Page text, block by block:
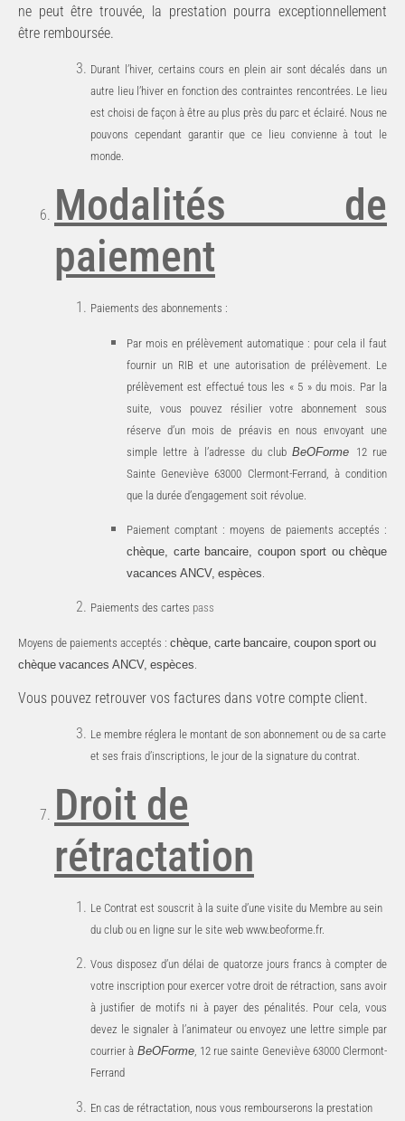
ne peut être trouvée, la prestation pourra exceptionnellement
être remboursée.
Durant l’hiver, certains cours en plein air sont décalés dans un
autre lieu l’hiver en fonction des contraintes rencontrées. Le lieu
est choisi de façon à être au plus près du parc et éclairé. Nous ne
pouvons cependant garantir que ce lieu convienne à tout le
monde.
Modalités
de
paiement
Paiements des abonnements :
Par mois en prélèvement automatique : pour cela il faut
fournir un RIB et une autorisation de prélèvement. Le
prélèvement est effectué tous les « 5 » du mois. Par la
suite, vous pouvez résilier votre abonnement sous
réserve d’un mois de préavis en nous envoyant une
simple lettre à l’adresse du clubBeOForme 12 rue
Sainte Geneviève 63000 Clermont-Ferrand, à condition
que la durée d’engagement soit révolue
Paiement comptant : moyens de paiements acceptés :
chèque, carte bancaire, coupon sport ou chèque
vacances ANCV, espèces
Paiements des cartes pass
Moyens de paiements acceptés : chèque, carte bancaire, coupon sport ou
chèque vacances ANCV, espèces
Vous pouvez retrouver vos factures dans votre compte client.
Le membre réglera le montant de son abonnement ou de sa carte
et ses frais d’inscriptions, le jour de la signature du contrat.
Droit de
rétractation
Le Contrat est souscrit à la suite d’une visite du Membre au sein
du club ou en ligne sur le site web www.beoforme.fr.
Vous disposez d’un délai de quatorze jours francs à compter de
votre inscription pour exercer votre droit de rétraction, sans avoir
à justifier de motifs ni à payer des pénalités. Pour cela, vous
devez le signaler à l’animateur ou envoyez une lettre simple par
courrier à BeOForme, 12 rue sainte Geneviève 63000 Clermont-
Ferrand
En cas de rétractation, nous vous rembourserons la prestation